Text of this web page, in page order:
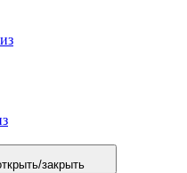
закрыть